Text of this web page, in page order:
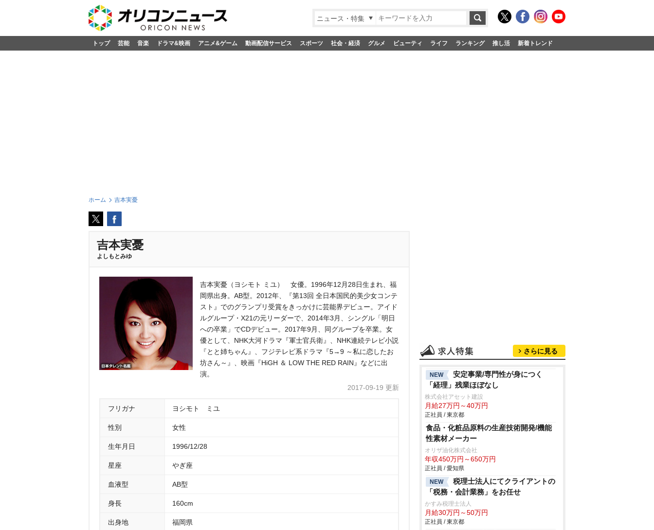
ニュース・特集
トップ 芸能 音楽 ドラマ&映画 アニメ&ゲーム 動画配信サービス スポーツ 社会・経済 グルメ ビューティ ライフ ランキング 推し活 新着トレンド
ホーム 吉本実憂
吉本実憂
よしもとみゆ
吉本実憂（ヨシモト ミユ） 女優。1996年12月28日生まれ、福
岡県出身。AB型。2012年、『第13回 全日本国民的美少女コンテ
スト』でのグランプリ受賞をきっかけに芸能界デビュー。アイド
ルグループ・X21の元リーダーで、2014年3月、シングル「明日
への卒業」でCDデビュー。2017年9月、同グループを卒業。女
優として、NHK大河ドラマ『軍士官兵衛』、NHK連続テレビ小説
『とと姉ちゃん』、フジテレビ系ドラマ『5→9 ～私に恋したお
坊さん～』、映画『HiGH ＆ LOW THE RED RAIN』などに出
演。
2017-09-19 更新
フリガナ ヨシモト ミユ
性別 女性
生年月日 1996/12/28
星座 ぎ座
血液型 AB型
身長 160cm
出身地 福岡県
さらに見る
NEW
安定事業/専門性が身につく
「経理」残業ほぼなし
株式会社アセット建設
月給27万円～40万円
正社員 / 東京都
食品・化粧品原料の生産技術開発/機能
性素材メーカー
オリザ油化株式会社
年収450万円～650万円
正社員 / 愛知県
NEW
税理士法人にてクライアントの
「税務・会計業務」をお任せ
かすみ税理士法人
月給30万円～50万円
正社員 / 東京都